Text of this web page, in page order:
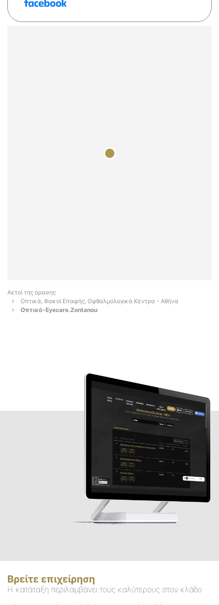
Αετοί της όρασης
Οπτικά, Φακοί Επαφής, Οφθαλμολογικά Κέντρα - Αθήνα
Οπτικά-Eyecare.Zontanou
Βρείτε επιχείρηση
Η κατάταξη περιλαμβάνει τους καλύτερους στον κλάδο